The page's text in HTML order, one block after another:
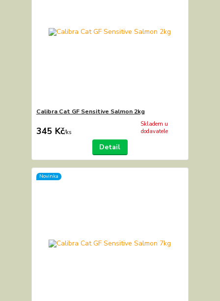
Calibra Cat GF Sensitive Salmon 2kg
345 Kč/ks
Skladem u
dodavatele
Detail
Novinka